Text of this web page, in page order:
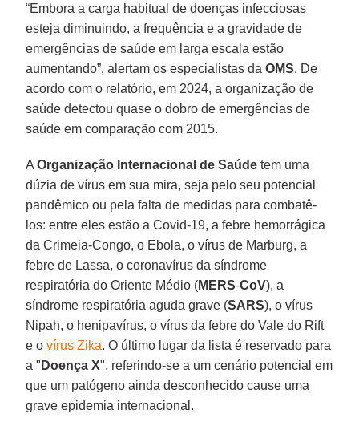
“Embora a carga habitual de doenças infecciosas
esteja diminuindo, a frequência e a gravidade de
emergências de saúde em larga escala estão
aumentando”, alertam os especialistas daOMS. De
acordo com o relatório, em 2024, a organização de
saúde detectou quase o dobro de emergências de
saúde em comparação com 2015.
AOrganização Internacional de Saúde tem uma
dúzia de vírus em sua mira, seja pelo seu potencial
pandêmico ou pela falta de medidas para combatê-
los: entre eles estão a Covid-19, a febre hemorrágica
da Crimeia-Congo, o Ebola, o vírus de Marburg, a
febre de Lassa, o coronavírus da síndrome
respiratória do Oriente Médio (MERS-CoV), a
síndrome respiratória aguda grave (SARS), o vírus
Nipah, o henipavírus, o vírus da febre do Vale do Rift
e ovírus Zika. O último lugar da lista é reservado para
a " Doença X", referindo-se a um cenário potencial em
que um patógeno ainda desconhecido cause uma
grave epidemia internacional.